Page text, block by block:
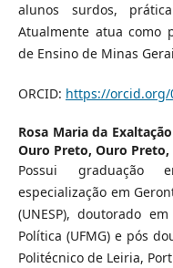
alunos surdos,
Atualmente atua como
de Ensino de Minas
ORCID: https://orcid.org/
Rosa Maria da
Ouro Preto, Ouro Preto,
Possui graduação
especialização em
(UNESP), doutorado
Política (UFMG) e pós
Politécnico de Leiria,